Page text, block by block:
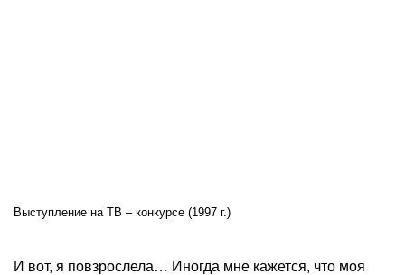
Выступление на ТВ – конкурсе (1997 г.)
И вот, я повзрослела… Иногда мне кажется, что моя